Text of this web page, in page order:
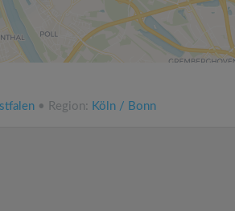
• Region: Köln / Bonn